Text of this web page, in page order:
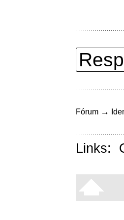
Fórum →
Links: